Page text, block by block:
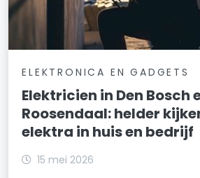
ELEKTRONICA EN GADGETS
Elektricien in Den Bosch
Roosendaal: helder
elektra in huis en bedrijf
15 mei 2026